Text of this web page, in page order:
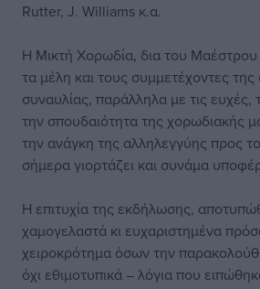
Rutter, J. Williams κ.α.
Η Μικτή Χορωδία, δια του
τα μέλη και τους συμμετέχοντες
συναυλίας, παράλληλα με τις ευχές,
την σπουδαιότητα της χορωδιακής
την ανάγκη της αλληλεγγύης προς
σήμερα γιορτάζει και συνάμα
Η επιτυχία της εκδήλωσης,
χαμογελαστά κι ευχαριστημένα
χειροκρότημα όσων την
όχι εθιμοτυπικά – λόγια που